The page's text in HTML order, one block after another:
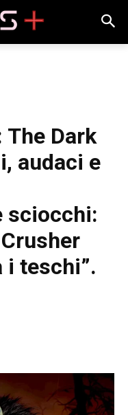
The Dark
audaci e
sciocchi:
i teschi”.